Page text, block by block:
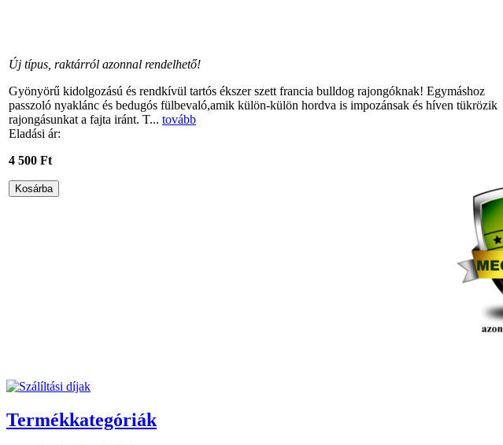
Új típus, raktárról azonnal rendelhető!
Gyönyörű kidolgozású és rendkívül tartós ékszer szett francia bulldog rajongóknak! Egymáshoz
passzoló nyaklánc és bedugós fülbevaló,amik külön-külön hordva is impozánsak és híven tükrözik
rajongásunkat a fajta iránt. T... tovább
Eladási ár:
4 500 Ft
Termékkategóriák